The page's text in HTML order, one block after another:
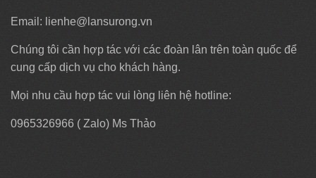
Email: lienhe@lansurong.vn
Chúng tôi cần hợp tác với các đoàn lân trên toàn quốc để
cung cấp dịch vụ cho khách hàng.
Mọi nhu cầu hợp tác vui lòng liên hệ hotline:
0965326966 ( Zalo) Ms Thảo